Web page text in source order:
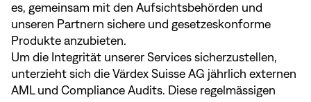
es, gemeinsam mit den Aufsichtsbehörden und
unseren Partnern sichere und gesetzeskonforme
Produkte anzubieten.
Um die Integrität unserer Services sicherzustellen,
unterzieht sich die Värdex Suisse AG jährlich externen
AML und Compliance Audits. Diese regelmässigen